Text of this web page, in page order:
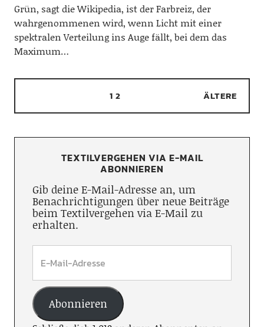
Grün, sagt die Wikipedia, ist der Farbreiz, der
wahrgenommenen wird, wenn Licht mit einer
spektralen Verteilung ins Auge fällt, bei dem das
Maximum…
1 2 ÄLTERE
TEXTILVERGEHEN VIA E-MAIL
ABONNIEREN
Gib deine E-Mail-Adresse an, um
Benachrichtigungen über neue Beiträge
beim Textilvergehen via E-Mail zu
erhalten.
Abonnieren